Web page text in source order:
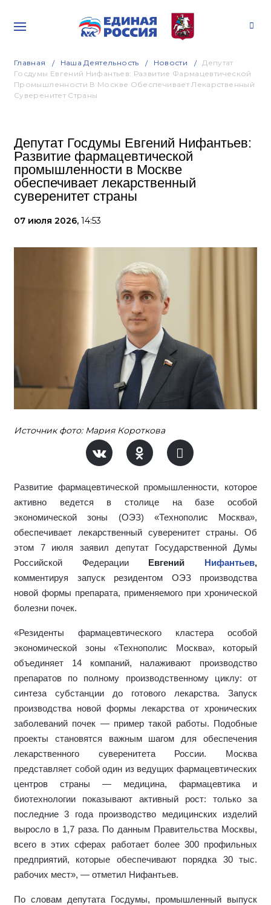
Главная Наша Деятельность Новости
Депутат
Госдумы Евгений Нифантьев: Развитие Фармацевтической
Промышленности В Москве Обеспечивает Лекарственный
Суверенитет Страны
Депутат Госдумы Евгений Нифантьев:
Развитие фармацевтической
промышленности в Москве
обеспечивает лекарственный
суверенитет страны
07 июля 2026, 14:53
Источник фото: Мария Короткова
Развитие фармацевтической промышленности, которое
активно ведется в столице на базе особой
экономической зоны (ОЭЗ) «Технополис Москва»,
обеспечивает лекарственный суверенитет страны. Об
этом 7 июля заявил депутат Государственной Думы
Российской Федерации
Евгений Нифантьев,
комментируя запуск резидентом ОЭЗ производства
новой формы препарата, применяемого при хронической
болезни почек.
«Резиденты фармацевтического кластера особой
экономической зоны «Технополис Москва», который
объединяет 14 компаний, налаживают производство
препаратов по полному производственному циклу: от
синтеза субстанции до готового лекарства. Запуск
производства новой формы лекарства от хронических
заболеваний почек — пример такой работы. Подобные
проекты становятся важным шагом для обеспечения
лекарственного суверенитета России. Москва
представляет собой один из ведущих фармацевтических
центров страны — медицина, фармацевтика и
биотехнологии показывают активный рост: только за
последние 3 года производство медицинских изделий
выросло в 1,7 раза. По данным Правительства Москвы,
всего в этих сферах работает более 300 профильных
предприятий, которые обеспечивают порядка 30 тыс.
рабочих мест», — отметил Нифантьев.
По словам депутата Госдумы, промышленный выпуск